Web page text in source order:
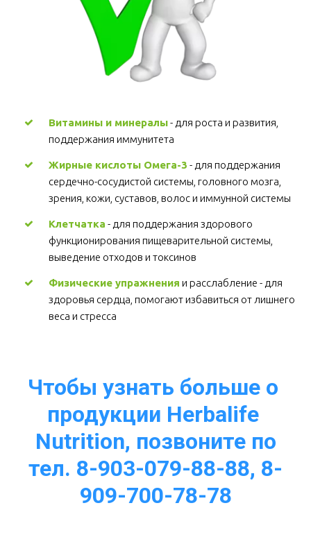
Витамины и минералы - для роста и развития,
поддержания иммунитета
Жирные кислоты Омега-3 - для поддержания
сердечно-сосудистой системы, головного мозга,
зрения, кожи, суставов, волос и иммунной системы
Клетчатка - для поддержания здорового
функционирования пищеварительной системы,
выведение отходов и токсинов
Физические упражнения и расслабление - для
здоровья сердца, помогают избавиться от лишнего
веса и стресса
Чтобы узнать больше о
продукции Herbalife
Nutrition, позвоните по
тел. 8-903-079-88-88, 8-
909-700-78-78